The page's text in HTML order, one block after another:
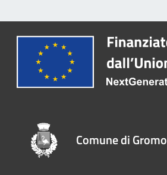
Comune di Gromo